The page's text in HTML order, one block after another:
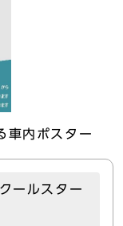
車内ポスター
ールスター